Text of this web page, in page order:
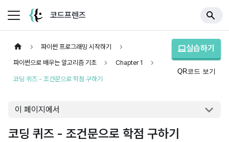
코드프렌즈
파이썬 프로그래밍 시작하기
파이썬으로 배우는 알고리즘 기초 Chapter 1
코딩 퀴즈 - 조건문으로 학점 구하기
실습하기
QR코드 보기
이 페이지에서
코딩 퀴즈 - 조건문으로 학점 구하기